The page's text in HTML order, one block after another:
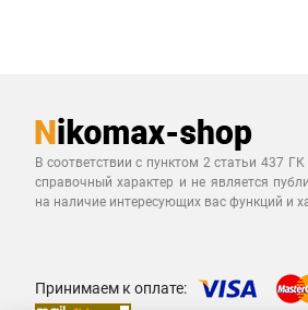
В соответствии с пунктом 2 статьи 437
справочный характер и не является
на наличие интересующих вас функций и
Принимаем к оплате: